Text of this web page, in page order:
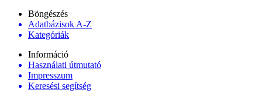
Böngészés
Adatbázisok A-Z
Kategóriák
Információ
Használati útmutató
Impresszum
Keresési segítség